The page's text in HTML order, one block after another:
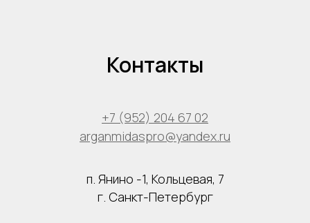
Контакты
+7 (952) 204 67 02
arganmidaspro@yandex.ru
п. Янино -1, Кольцевая, 7
г. Санкт-Петербург